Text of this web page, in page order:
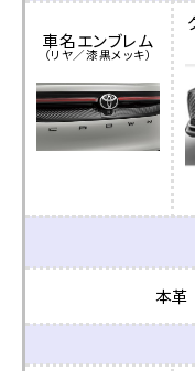
車名エンブレム
（リヤ／漆黒メッキ）
本革